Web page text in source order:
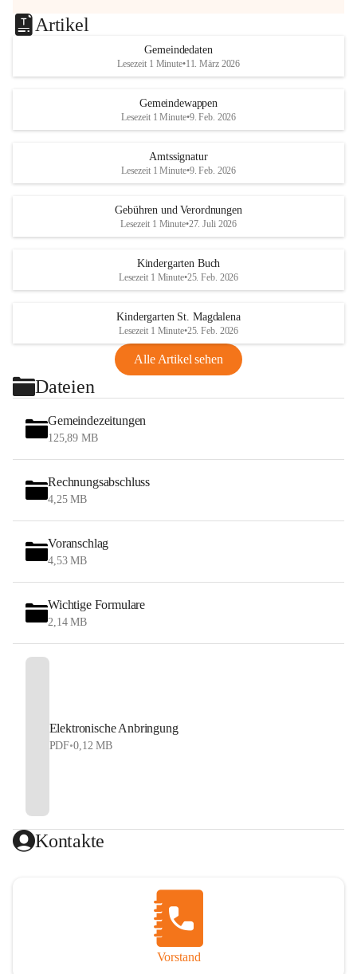
Artikel
Gemeindedaten
Lesezeit 1 Minute•11. März 2026
Gemeindewappen
Lesezeit 1 Minute•9. Feb. 2026
Amtssignatur
Lesezeit 1 Minute•9. Feb. 2026
Gebühren und Verordnungen
Lesezeit 1 Minute•27. Juli 2026
Kindergarten Buch
Lesezeit 1 Minute•25. Feb. 2026
Kindergarten St. Magdalena
Lesezeit 1 Minute•25. Feb. 2026
Alle Artikel sehen
Dateien
Gemeindezeitungen
125,89 MB
Rechnungsabschluss
4,25 MB
Voranschlag
4,53 MB
Wichtige Formulare
2,14 MB
Elektronische Anbringung
PDF•0,12 MB
Kontakte
Vorstand